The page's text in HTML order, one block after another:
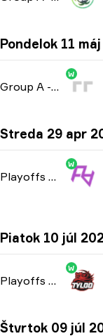
Pondelok 11
Group A - bo3
W
Streda 29 apr
Playoffs bo3
W
Piatok 10 júl
Playoffs bo3
W
Štvrtok 09 júl